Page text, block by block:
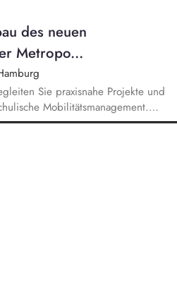
des neuen
Metropo...
Sie praxisnahe Projekte und
Mobilitätsmanagement.
für Unternehmen und Schulen
Einrichtungen bei der Einführung
organisieren und moderieren
zusammenbringen und ihre
Sie mögliche weitere Finanz-